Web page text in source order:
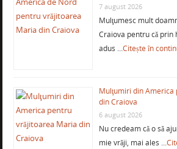
7 august 2026
Mulţumesc mult
Craiova pentru că prin
adus …Citește în
Mulţumiri din
din Craiova
6 august 2026
Nu credeam că o să
mie vrăji, mai ales …